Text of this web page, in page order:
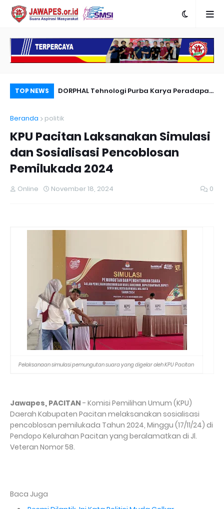
TOP NEWS
Anies
DORPHAL Tehnologi Purba Karya Peradapan
Beranda
politik
KPU Pacitan Laksanakan Simulasi
dan Sosialisasi Pencoblosan
Pemilukada 2024
Online November 18, 2024 0
Pelaksanaan simulasi pemungutan suara yang digelar oleh KPU Pacitan
Jawapes, PACITAN - Komisi Pemilihan Umum (KPU)
Daerah Kabupaten Pacitan melaksanakan sosialisasi
pencoblosan pemilukada Tahun 2024, Minggu (17/11/24) di
Pendopo Kelurahan Pacitan yang beralamatkan di Jl.
Veteran Nomor 58.
Baca Juga